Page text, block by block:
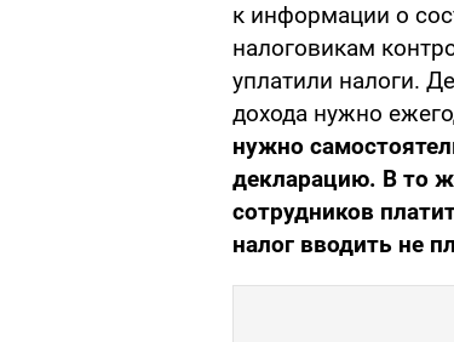
к информации о
налоговикам
уплатили налоги.
дохода нужно
нужно
декларацию. В то
сотрудников
налог вводить не